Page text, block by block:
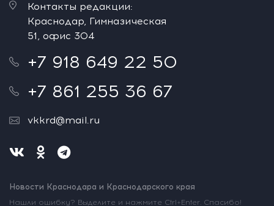
Контакты редакции:
Краснодар, Гимназическая
51, офис 304
+7 918 649 22 50
+7 861 255 36 67
vkkrd@mail.ru
Новости Краснодара и Краснодарского края
Нашли ошибку? Выделите и нажмите Ctrl+Enter. Спасибо!